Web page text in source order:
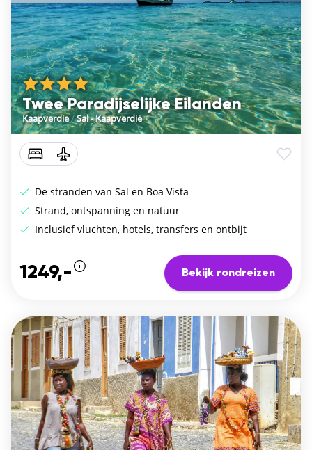
Twee Paradijselijke Eilanden
Kaapverdie/Sal - Kaapverdië
De stranden van Sal en Boa Vista
Strand, ontspanning en natuur
Inclusief vluchten, hotels, transfers en ontbijt
1249,- Bekijk rondreizen